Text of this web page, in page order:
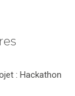
: Hackathon